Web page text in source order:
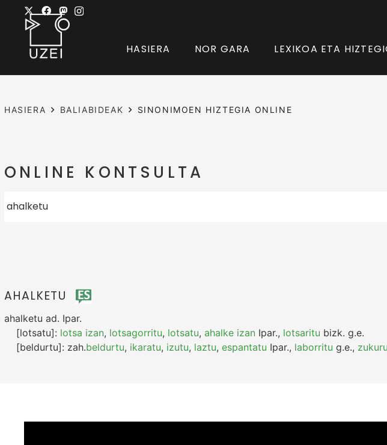
HASIERA NOR GARA LEXIKOA ETA
HASIERA BALIABIDEAK SINONIMOEN HIZTEGIA ONLINE
ONLINE KONTSULTA
AHALKETU
ahalketu ad. Ipar.
[lotsatu]: lotsa izan, lotsagorritu, lotsatu, ahalke izan Ipar., lotsaritu bizk. g.e.
[beldurtu]: zah.beldurtu, ikaratu, izutu, laztu, espantatu Ipar., laborritu g.e.,